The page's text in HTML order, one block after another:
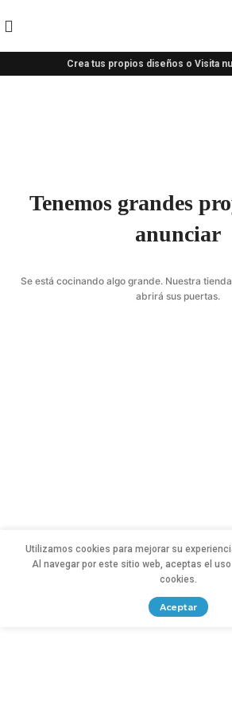
Crea tus propios diseños o Visita
Tenemos grandes
anunciar
Se está cocinando algo grande. Nuestra
abrirá sus puertas.
Utilizamos cookies para mejorar su
Al navegar por este sitio web, aceptas el
cookies.
Aceptar